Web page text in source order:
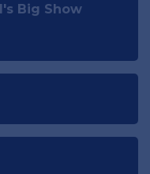
Big Show